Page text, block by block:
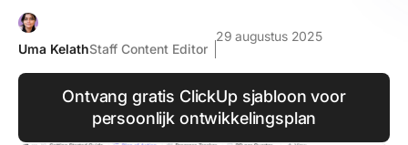
Uma KelathStaff Content Editor
29 augustus 2025
Ontvang gratis ClickUp sjabloon voor
persoonlijk ontwikkelingsplan